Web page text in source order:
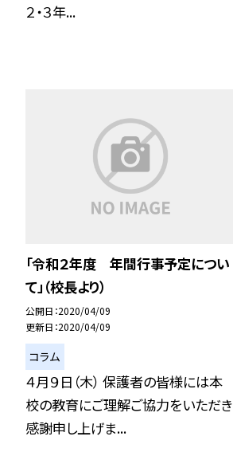
２・３年...
「令和２年度 年間行事予定につい
て」（校長より）
公開日 2020/04/09
更新日 2020/04/09
コラム
４月９日（木） 保護者の皆様には本
校の教育にご理解ご協力をいただき
感謝申し上げま...